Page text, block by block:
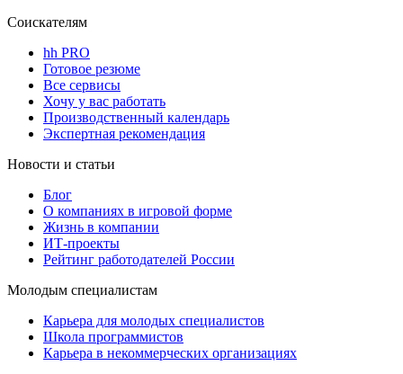
Соискателям
hh PRO
Готовое резюме
Все сервисы
Хочу у вас работать
Производственный календарь
Экспертная рекомендация
Новости и статьи
Блог
О компаниях в игровой форме
Жизнь в компании
ИТ-проекты
Рейтинг работодателей России
Молодым специалистам
Карьера для молодых специалистов
Школа программистов
Карьера в некоммерческих организациях